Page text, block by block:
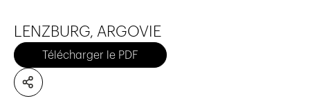
LENZBURG, ARGOVIE
Télécharger le PDF